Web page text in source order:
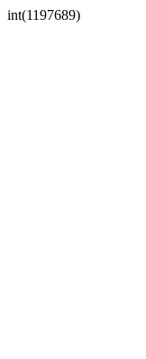
int(1197689)